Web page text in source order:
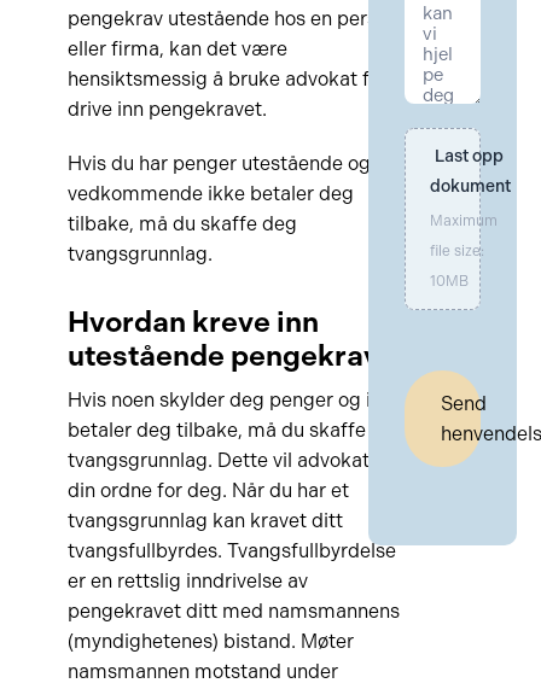
pengekrav utestående hos en person
eller firma, kan det være
hensiktsmessig å bruke advokat for å
drive inn pengekravet.
Hvis du har penger utestående og
vedkommende ikke betaler deg
tilbake, må du skaffe deg
tvangsgrunnlag.
Hvordan kreve inn
utestående pengekrav?
Hvis noen skylder deg penger og ikke
betaler deg tilbake, må du skaffe deg
tvangsgrunnlag. Dette vil advokaten
din ordne for deg. Når du har et
tvangsgrunnlag kan kravet ditt
tvangsfullbyrdes. Tvangsfullbyrdelse
er en rettslig inndrivelse av
pengekravet ditt med namsmannens
(myndighetenes) bistand. Møter
namsmannen motstand under
Last opp
dokument
Maximum
file size:
10MB
Send